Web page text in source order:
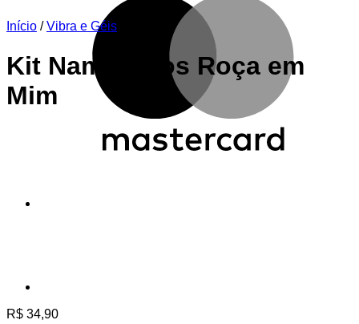
Início / Vibra e Géis
Kit Namorados Roça em
Mim
R$ 34,90